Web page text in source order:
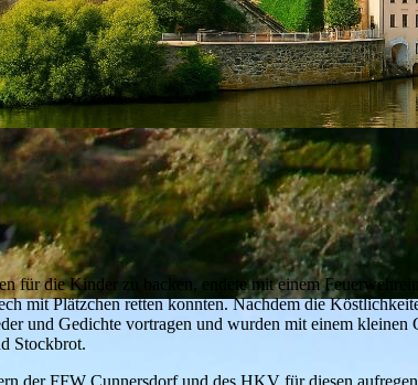
für die Kinder zu backen, endete mit einem
mit Plätzchen retten konnten. Nachdem die
und Gedichte vortragen und wurden mit einem
Stockbrot.